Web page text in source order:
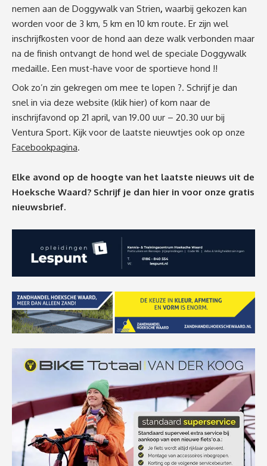
nemen aan de Doggywalk van Strien, waarbij gekozen kan
worden voor de 3 km, 5 km en 10 km route. Er zijn wel
inschrijfkosten voor de hond aan deze walk verbonden maar
na de finish ontvangt de hond wel de speciale Doggywalk
medaille. Een must-have voor de sportieve hond !!
Ook zo’n zin gekregen om mee te lopen ?. Schrijf je dan
snel in via deze website (klik hier) of kom naar de
inschrijfavond op 21 april, van 19.00 uur – 20.30 uur bij
Ventura Sport. Kijk voor de laatste nieuwtjes ook op onze
Facebookpagina.
Elke avond op de hoogte van het laatste nieuws uit de
Hoeksche Waard? Schrijf je dan hier in voor onze gratis
nieuwsbrief.